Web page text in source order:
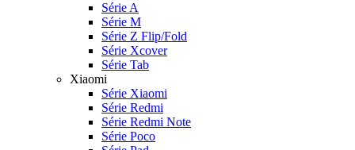
Série A
Série M
Série Z Flip/Fold
Série Xcover
Série Tab
Xiaomi
Série Xiaomi
Série Redmi
Série Redmi Note
Série Poco